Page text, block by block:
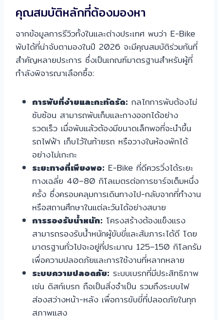
คุณสมบัติหลักที่ต้องมองหา
จากข้อมูลการรีวิวทั้งในและต่างประเทศ พบว่า E-Bike
พับได้ที่น่าจับตามองในปี 2026 จะมีคุณสมบัติร่วมกันที่
สำคัญหลายประการ ซึ่งเป็นเกณฑ์มาตรฐานสำหรับผู้ที่
กำลังพิจารณาเลือกซื้อ:
การพับที่ง่ายและกะทัดรัด: กลไกการพับต้องไม่
ซับซ้อน สามารถพับเก็บและกางออกได้อย่าง
รวดเร็ว เมื่อพับแล้วต้องมีขนาดเล็กพอที่จะนำขึ้น
รถไฟฟ้า เก็บไว้ในท้ายรถ หรือวางในห้องพักได้
อย่างไม่เกะกะ
ระยะทางที่เพียงพอ: E-Bike ที่ดีควรวิ่งได้ระยะ
ทางเฉลี่ย 40–80 กิโลเมตรต่อการชาร์จเต็มหนึ่ง
ครั้ง ซึ่งครอบคลุมการเดินทางไป-กลับจากที่ทำงาน
หรือสถานศึกษาในแต่ละวันได้อย่างสบาย
การรองรับน้ำหนัก: โครงสร้างต้องแข็งแรง
สามารถรองรับน้ำหนักผู้ขับขี่และสัมภาระได้ดี โดย
มาตรฐานทั่วไปจะอยู่ที่ประมาณ 125–150 กิโลกรัม
เพื่อความปลอดภัยและการใช้งานที่หลากหลาย
ระบบความปลอดภัย: ระบบเบรกที่มีประสิทธิภาพ
เช่น ดิสก์เบรก ถือเป็นสิ่งจำเป็น รวมถึงระบบไฟ
ส่องสว่างหน้า-หลัง เพื่อการขับขี่ที่ปลอดภัยในทุก
สภาพแสง